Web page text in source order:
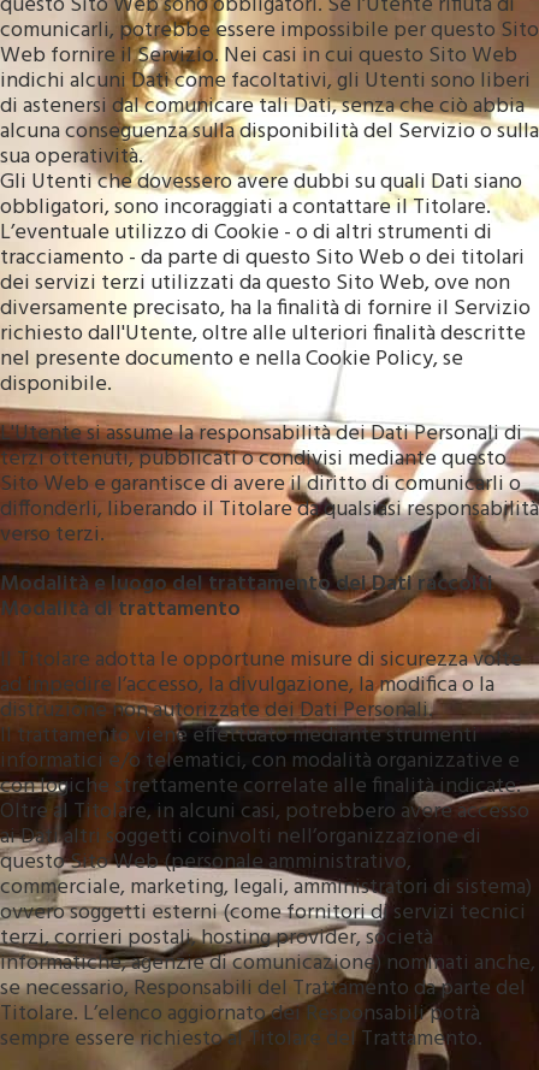
comunicarli, potrebbe essere impossibile per questo Sito
Web fornire il Servizio. Nei casi in cui questo Sito Web
indichi alcuni Dati come facoltativi, gli Utenti sono liberi
di astenersi dal comunicare tali Dati, senza che ciò abbia
alcuna conseguenza sulla disponibilità del Servizio o sulla
sua operatività.
Gli Utenti che dovessero avere dubbi su quali Dati siano
obbligatori, sono incoraggiati a contattare il Titolare.
L’eventuale utilizzo di Cookie - o di altri strumenti di
tracciamento - da parte di questo Sito Web o dei titolari
dei servizi terzi utilizzati da questo Sito Web, ove non
diversamente precisato, ha la finalità di fornire il Servizio
richiesto dall'Utente, oltre alle ulteriori finalità descritte
nel presente documento e nella Cookie Policy, se
disponibile.
L'Utente si assume la responsabilità dei Dati Personali di
terzi ottenuti, pubblicati o condivisi mediante questo
Sito Web e garantisce di avere il diritto di comunicarli o
diffonderli, liberando il Titolare da qualsiasi responsabilità
verso terzi.
Modalità e luogo del trattamento dei Dati raccolti
Modalità di trattamento
Il Titolare adotta le opportune misure di sicurezza volte
ad impedire l’accesso, la divulgazione, la modifica o la
distruzione non autorizzate dei Dati Personali.
Il trattamento viene effettuato mediante strumenti
informatici e/o telematici, con modalità organizzative e
con logiche strettamente correlate alle finalità indicate.
Oltre al Titolare, in alcuni casi, potrebbero avere accesso
ai Dati altri soggetti coinvolti nell’organizzazione di
questo Sito Web (personale amministrativo,
commerciale, marketing, legali, amministratori di sistema)
ovvero soggetti esterni (come fornitori di servizi tecnici
terzi, corrieri postali, hosting provider, società
informatiche, agenzie di comunicazione) nominati anche,
se necessario, Responsabili del Trattamento da parte del
Titolare. L’elenco aggiornato dei Responsabili potrà
sempre essere richiesto al Titolare del Trattamento.